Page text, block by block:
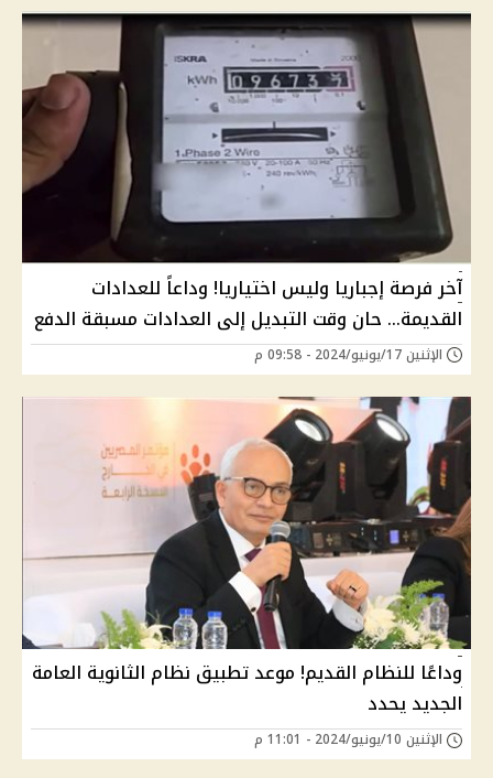
آخر فرصة إجباريا وليس اختياريا! وداعاً للعدادات
القديمة... حان وقت التبديل إلى العدادات مسبقة الدفع
الإثنين 17/يونيو/2024 - 09:58 م
وداعًا للنظام القديم! موعد تطبيق نظام الثانوية العامة
الجديد يحدد
الإثنين 10/يونيو/2024 - 11:01 م